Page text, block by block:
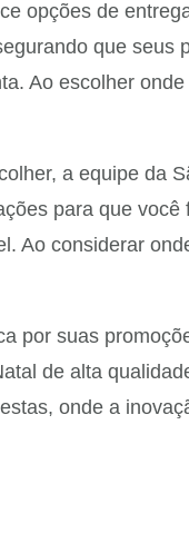
opções de
que
Ao escolher
a equipe da
para que
Ao considerar
por suas
de alta
onde a